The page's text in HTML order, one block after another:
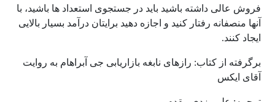
فروش عالی داشته باشید باید در جستجوی استعداد ها باشید، با
آنها منصفانه رفتار کنید و اجازه دهید برایتان درآمد بسیار بالایی
ایجاد کنند.
برگرفته از کتاب: رازهای نابغه بازاریابی جی آبراهام به روایت
آقای ایکس